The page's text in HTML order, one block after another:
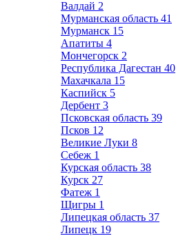
Валдай 2
Мурманская область 41
Мурманск 15
Апатиты 4
Мончегорск 2
Республика Дагестан 40
Махачкала 15
Каспийск 5
Дербент 3
Псковская область 39
Псков 12
Великие Луки 8
Себеж 1
Курская область 38
Курск 27
Фатеж 1
Щигры 1
Липецкая область 37
Липецк 19